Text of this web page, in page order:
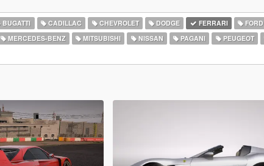
BUGATTI CADILLAC CHEVROLET DODGE FERRARI FORD
MERCEDES-BENZ MITSUBISHI NISSAN PAGANI PEUGEOT